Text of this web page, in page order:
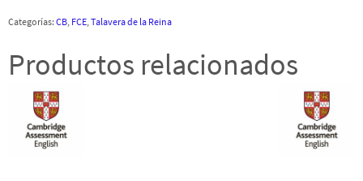
de
julio
cantidad
Categorías: CB, FCE,Talavera de la Reina
Productos relacionados